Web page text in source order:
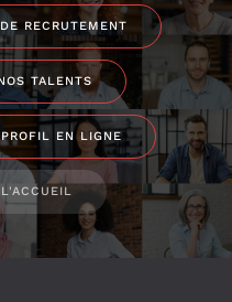
RECRUTEMENT
TALENTS
EN LIGNE